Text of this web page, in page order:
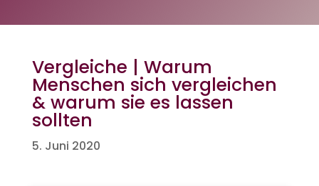
Vergleiche | Warum
Menschen sich vergleichen
& warum sie es lassen
sollten
5. Juni 2020